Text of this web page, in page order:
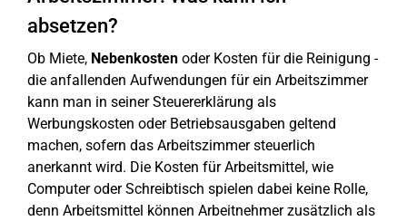
absetzen?
Ob Miete, Nebenkosten oder Kosten für die Reinigung -
die anfallenden Aufwendungen für ein Arbeitszimmer
kann man in seiner Steuererklärung als
Werbungskosten oder Betriebsausgaben geltend
machen, sofern das Arbeitszimmer steuerlich
anerkannt wird. Die Kosten für Arbeitsmittel, wie
Computer oder Schreibtisch spielen dabei keine Rolle,
denn Arbeitsmittel können Arbeitnehmer zusätzlich als